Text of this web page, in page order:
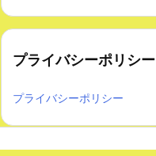
プライバシーポリシー
プライバシーポリシー